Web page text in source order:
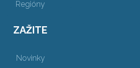
Regióny
ZAŽITE
Novinky